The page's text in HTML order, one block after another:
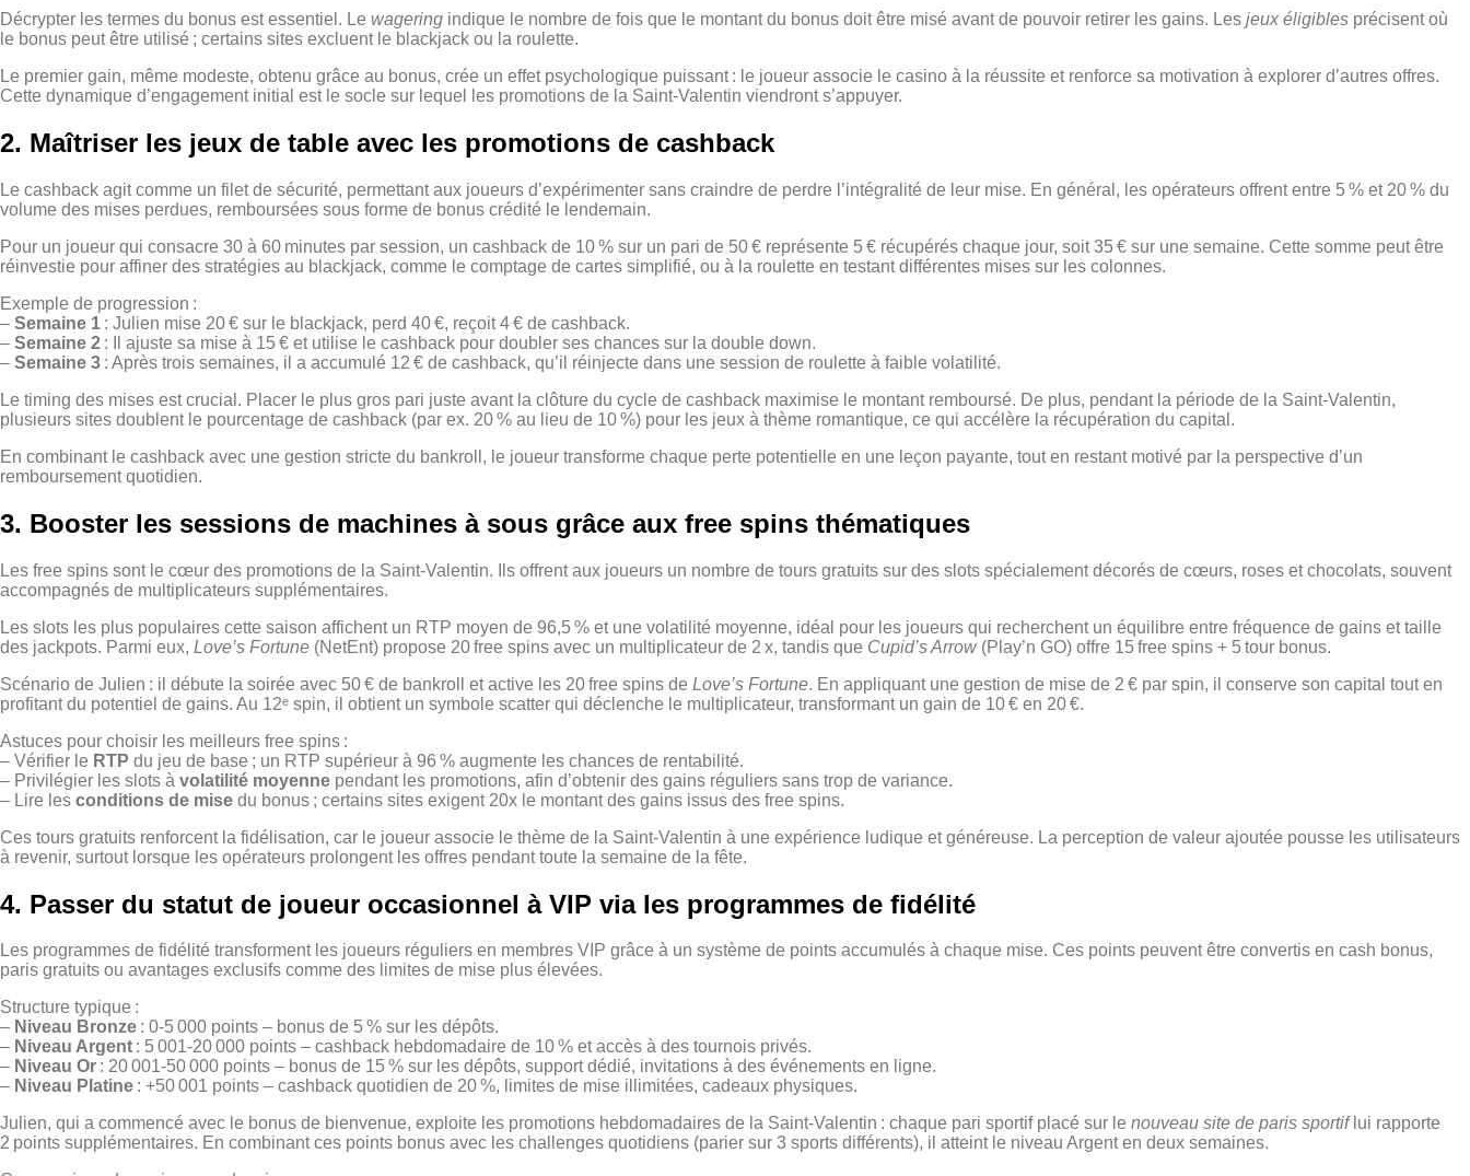
Décrypter les termes du bonus est essentiel. Le wagering indique le nombre de fois que le montant du bonus doit être misé avant de pouvoir retirer les gains. Les jeux éligibles précisent où
le bonus peut être utilisé ; certains sites excluent le blackjack ou la roulette.
Le premier gain, même modeste, obtenu grâce au bonus, crée un effet psychologique puissant : le joueur associe le casino à la réussite et renforce sa motivation à explorer d’autres offres.
Cette dynamique d’engagement initial est le socle sur lequel les promotions de la Saint‑Valentin viendront s’appuyer.
2. Maîtriser les jeux de table avec les promotions de cashback
Le cashback agit comme un filet de sécurité, permettant aux joueurs d’expérimenter sans craindre de perdre l’intégralité de leur mise. En général, les opérateurs offrent entre 5 % et 20 % du
volume des mises perdues, remboursées sous forme de bonus crédité le lendemain.
Pour un joueur qui consacre 30 à 60 minutes par session, un cashback de 10 % sur un pari de 50 € représente 5 € récupérés chaque jour, soit 35 € sur une semaine. Cette somme peut être
réinvestie pour affiner des stratégies au blackjack, comme le comptage de cartes simplifié, ou à la roulette en testant différentes mises sur les colonnes.
Exemple de progression :
– Semaine 1 : Julien mise 20 € sur le blackjack, perd 40 €, reçoit 4 € de cashback.
– Semaine 2 : Il ajuste sa mise à 15 € et utilise le cashback pour doubler ses chances sur la double down.
– Semaine 3 : Après trois semaines, il a accumulé 12 € de cashback, qu’il réinjecte dans une session de roulette à faible volatilité.
Le timing des mises est crucial. Placer le plus gros pari juste avant la clôture du cycle de cashback maximise le montant remboursé. De plus, pendant la période de la Saint‑Valentin,
plusieurs sites doublent le pourcentage de cashback (par ex. 20 % au lieu de 10 %) pour les jeux à thème romantique, ce qui accélère la récupération du capital.
En combinant le cashback avec une gestion stricte du bankroll, le joueur transforme chaque perte potentielle en une leçon payante, tout en restant motivé par la perspective d’un
remboursement quotidien.
3. Booster les sessions de machines à sous grâce aux free spins thématiques
Les free spins sont le cœur des promotions de la Saint‑Valentin. Ils offrent aux joueurs un nombre de tours gratuits sur des slots spécialement décorés de cœurs, roses et chocolats, souvent
accompagnés de multiplicateurs supplémentaires.
Les slots les plus populaires cette saison affichent un RTP moyen de 96,5 % et une volatilité moyenne, idéal pour les joueurs qui recherchent un équilibre entre fréquence de gains et taille
des jackpots. Parmi eux, Love’s Fortune (NetEnt) propose 20 free spins avec un multiplicateur de 2 x, tandis que Cupid’s Arrow(Play’n GO) offre 15 free spins + 5 tour bonus.
Scénario de Julien : il débute la soirée avec 50 € de bankroll et active les 20 free spins de Love’s Fortune. En appliquant une gestion de mise de 2 € par spin, il conserve son capital tout en
profitant du potentiel de gains. Au 12ᵉ spin, il obtient un symbole scatter qui déclenche le multiplicateur, transformant un gain de 10 € en 20 €.
Astuces pour choisir les meilleurs free spins :
– Vérifier le RTP du jeu de base ; un RTP supérieur à 96 % augmente les chances de rentabilité.
– Privilégier les slots à volatilité moyenne pendant les promotions, afin d’obtenir des gains réguliers sans trop de variance.
– Lire les conditions de mise du bonus ; certains sites exigent 20x le montant des gains issus des free spins.
Ces tours gratuits renforcent la fidélisation, car le joueur associe le thème de la Saint‑Valentin à une expérience ludique et généreuse. La perception de valeur ajoutée pousse les utilisateurs
à revenir, surtout lorsque les opérateurs prolongent les offres pendant toute la semaine de la fête.
4. Passer du statut de joueur occasionnel à VIP via les programmes de fidélité
Les programmes de fidélité transforment les joueurs réguliers en membres VIP grâce à un système de points accumulés à chaque mise. Ces points peuvent être convertis en cash bonus,
paris gratuits ou avantages exclusifs comme des limites de mise plus élevées.
Structure typique :
– Niveau Bronze : 0‑5 000 points – bonus de 5 % sur les dépôts.
– Niveau Argent : 5 001‑20 000 points – cashback hebdomadaire de 10 % et accès à des tournois privés.
– Niveau Or : 20 001‑50 000 points – bonus de 15 % sur les dépôts, support dédié, invitations à des événements en ligne.
– Niveau Platine : +50 001 points – cashback quotidien de 20 %, limites de mise illimitées, cadeaux physiques.
Julien, qui a commencé avec le bonus de bienvenue, exploite les promotions hebdomadaires de la Saint‑Valentin : chaque pari sportif placé sur le nouveau site de paris sportiflui rapporte
2 points supplémentaires. En combinant ces points bonus avec les challenges quotidiens (parier sur 3 sports différents), il atteint le niveau Argent en deux semaines.